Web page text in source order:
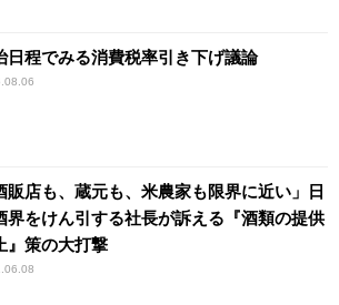
日程でみる消費税率引き下げ議論
販店も、蔵元も、米農家も限界に近い」日
界をけん引する社長が訴える『酒類の提供
』策の大打撃